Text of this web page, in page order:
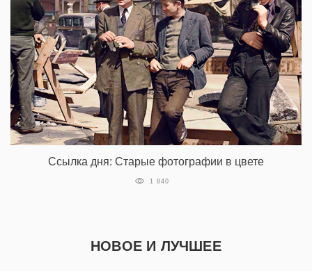
Ссылка дня: Старые фотографии в цвете
1 840
НОВОЕ И ЛУЧШЕЕ